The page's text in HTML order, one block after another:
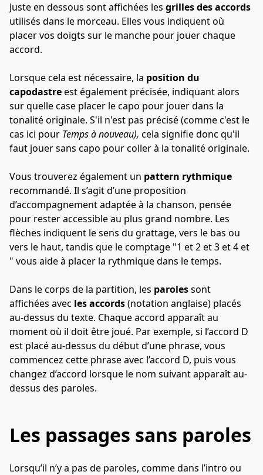
Juste en dessous sont affichées les grilles des accords
utilisés dans le morceau. Elles vous indiquent où
placer vos doigts sur le manche pour jouer chaque
accord.
Lorsque cela est nécessaire, la position du
capodastre est également précisée, indiquant alors
sur quelle case placer le capo pour jouer dans la
tonalité originale. S'il n'est pas précisé (comme c'est le
cas ici pour Temps à nouveau), cela signifie donc qu'il
faut jouer sans capo pour coller à la tonalité originale.
Vous trouverez également un pattern rythmique
recommandé. Il s’agit d’une proposition
d’accompagnement adaptée à la chanson, pensée
pour rester accessible au plus grand nombre. Les
flèches indiquent le sens du grattage, vers le bas ou
vers le haut, tandis que le comptage "1 et 2 et 3 et 4 et
" vous aide à placer la rythmique dans le temps.
Dans le corps de la partition, les paroles sont
affichées avec les accords (notation anglaise) placés
au-dessus du texte. Chaque accord apparaît au
moment où il doit être joué. Par exemple, si l’accord D
est placé au-dessus du début d’une phrase, vous
commencez cette phrase avec l’accord D, puis vous
changez d’accord lorsque le nom suivant apparaît au-
dessus des paroles.
Les passages sans paroles
Lorsqu’il n’y a pas de paroles, comme dans l’intro ou